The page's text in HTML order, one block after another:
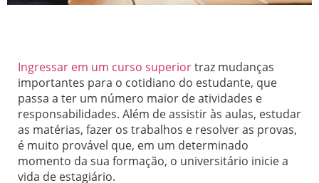
Ingressar em um curso superiortraz mudanças
importantes para o cotidiano do estudante, que
passa a ter um número maior de atividades e
responsabilidades. Além de assistir às aulas, estudar
as matérias, fazer os trabalhos e resolver as provas,
é muito provável que, em um determinado
momento da sua formação, o universitário inicie a
vida de estagiário.